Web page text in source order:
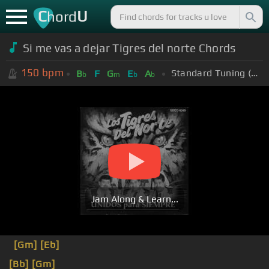
ChordU
Si me vas a dejar Tigres del norte Chords
150 bpm Bb F Gm Eb Ab Standard Tuning (EADGBE)
Jam Along & Learn...
[Gm] [Eb]
[Bb] [Gm]